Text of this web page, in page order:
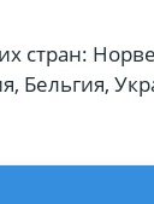
стран:
Бельгия,